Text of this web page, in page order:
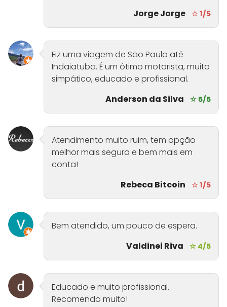
Jorge Jorge ☆ 1/5
Fiz uma viagem de São Paulo até
Indaiatuba. É um ótimo motorista, muito
simpático, educado e profissional.
Anderson da Silva
☆ 5/5
Atendimento muito ruim, tem opção
melhor mais segura e bem mais em
conta!
Rebeca Bitcoin
☆ 1/5
Bem atendido, um pouco de espera.
Valdinei Riva
☆ 4/5
Educado e muito profissional.
Recomendo muito!